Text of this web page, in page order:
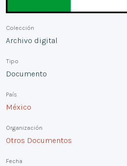
Colección
Archivo digital
Tipo
Documento
País
México
Organización
Otros Documentos
Fecha